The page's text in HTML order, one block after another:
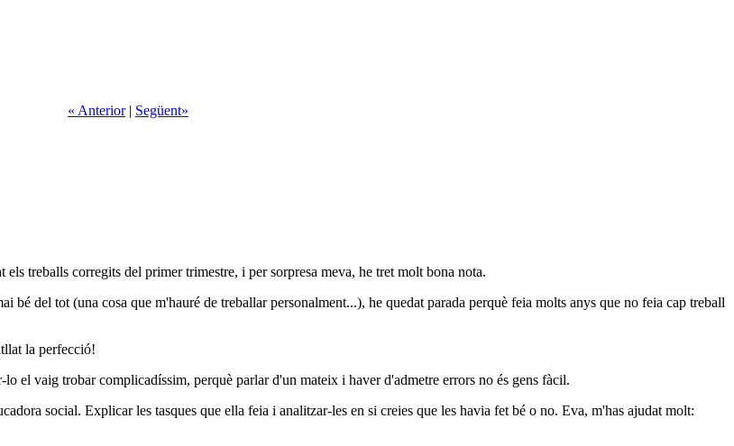
« Anterior| Següent»
treballs corregits del primer trimestre, i per sorpresa meva, he tret molt bona nota.
bé del tot (una cosa que m'hauré de treballar personalment...), he quedat parada perquè feia molts anys que no feia cap treball
la perfecció!
el vaig trobar complicadíssim, perquè parlar d'un mateix i haver d'admetre errors no és gens fàcil.
social. Explicar les tasques que ella feia i analitzar-les en si creies que les havia fet bé o no. Eva, m'has ajudat molt: